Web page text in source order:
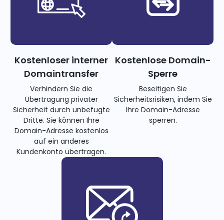
Kostenloser interner
Domaintransfer
Verhindern Sie die
Übertragung privater
Sicherheit durch unbefugte
Dritte. Sie können Ihre
Domain-Adresse kostenlos
auf ein anderes
Kundenkonto übertragen.
Kostenlose Domain-
Sperre
Beseitigen Sie
Sicherheitsrisiken, indem Sie
Ihre Domain-Adresse
sperren.